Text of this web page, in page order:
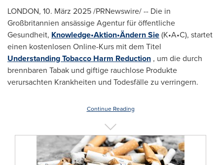
LONDON, 10. März 2025/PRNewswire/ -- Die in
Großbritannien ansässige Agentur für öffentliche
Gesundheit, Knowledge•Aktion•Ändern Sie(K•A•C), startet
einen kostenlosen Online-Kurs mit dem Titel
Understanding Tobacco Harm Reduction , um die durch
brennbaren Tabak und giftige rauchlose Produkte
verursachten Krankheiten und Todesfälle zu verringern.
Continue Reading